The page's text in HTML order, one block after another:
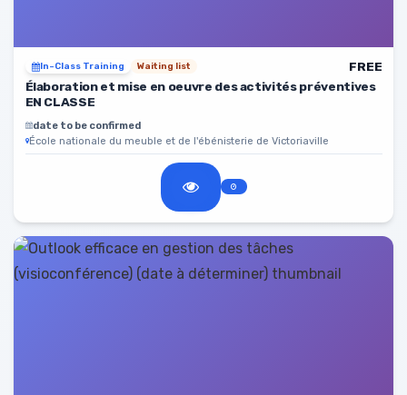
In-Class Training Waiting list
FREE
Élaboration et mise en oeuvre des activités préventives
EN CLASSE
date to be confirmed
École nationale du meuble et de l'ébénisterie de Victoriaville